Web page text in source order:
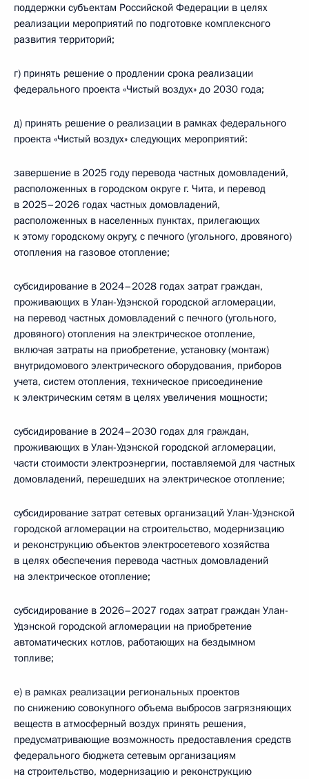
поддержки субъектам Российской Федерации в целях
реализации мероприятий по подготовке комплексного
развития территорий;
г) принять решение о продлении срока реализации
федерального проекта «Чистый воздух» до 2030 года;
д) принять решение о реализации в рамках федерального
проекта «Чистый воздух» следующих мероприятий:
завершение в 2025 году перевода частных домовладений,
расположенных в городском округе г. Чита, и перевод
в 2025–2026 годах частных домовладений,
расположенных в населенных пунктах, прилегающих
к этому городскому округу, с печного (угольного, дровяного)
отопления на газовое отопление;
субсидирование в 2024–2028 годах затрат граждан,
проживающих в Улан-Удэнской городской агломерации,
на перевод частных домовладений с печного (угольного,
дровяного) отопления на электрическое отопление,
включая затраты на приобретение, установку (монтаж)
внутридомового электрического оборудования, приборов
учета, систем отопления, техническое присоединение
к электрическим сетям в целях увеличения мощности;
субсидирование в 2024–2030 годах для граждан,
проживающих в Улан-Удэнской городской агломерации,
части стоимости электроэнергии, поставляемой для частных
домовладений, перешедших на электрическое отопление;
субсидирование затрат сетевых организаций Улан-Удэнской
городской агломерации на строительство, модернизацию
и реконструкцию объектов электросетевого хозяйства
в целях обеспечения перевода частных домовладений
на электрическое отопление;
субсидирование в 2026–2027 годах затрат граждан Улан-
Удэнской городской агломерации на приобретение
автоматических котлов, работающих на бездымном
топливе;
е) в рамках реализации региональных проектов
по снижению совокупного объема выбросов загрязняющих
веществ в атмосферный воздух принять решения,
предусматривающие возможность предоставления средств
федерального бюджета сетевым организациям
на строительство, модернизацию и реконструкцию